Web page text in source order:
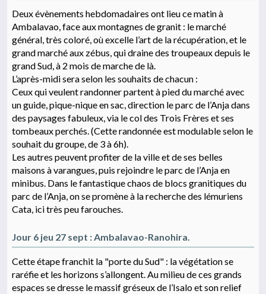
Deux évènements hebdomadaires ont lieu ce matin à
Ambalavao, face aux montagnes de granit : le marché
général, très coloré, où excelle l’art de la récupération, et le
grand marché aux zébus, qui draine des troupeaux depuis le
grand Sud, à 2 mois de marche de là.
L’après-midi sera selon les souhaits de chacun :
Ceux qui veulent randonner partent à pied du marché avec
un guide, pique-nique en sac, direction le parc de l’Anja dans
des paysages fabuleux, via le col des Trois Frères et ses
tombeaux perchés. (Cette randonnée est modulable selon le
souhait du groupe, de 3 à 6h).
Les autres peuvent profiter de la ville et de ses belles
maisons à varangues, puis rejoindre le parc de l’Anja en
minibus. Dans le fantastique chaos de blocs granitiques du
parc de l’Anja, on se promène à la recherche des lémuriens
Cata, ici très peu farouches.
Jour 6 jeu 27 sept : Ambalavao-Ranohira.
Cette étape franchit la "porte du Sud" : la végétation se
raréfie et les horizons s’allongent. Au milieu de ces grands
espaces se dresse le massif gréseux de l’Isalo et son relief